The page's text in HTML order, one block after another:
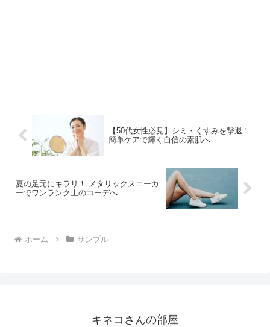
【50代女性必見】シミ・くすみを撃退！
簡単ケアで輝く自信の素肌へ
夏の足元にキラリ！ メタリックスニーカ
ーでワンランク上のコーデへ
ホーム サンプル
キネコさんの部屋